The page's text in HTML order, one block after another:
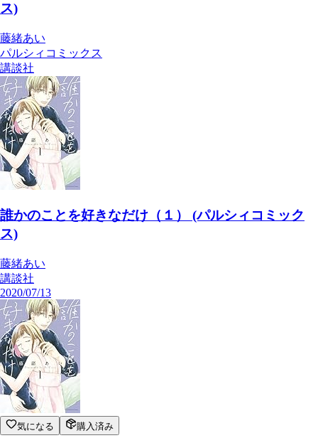
ス)
藤緒あい
パルシィコミックス
講談社
誰かのことを好きなだけ（１） (パルシィコミック
ス)
藤緒あい
講談社
2020/07/13
気になる 購入済み